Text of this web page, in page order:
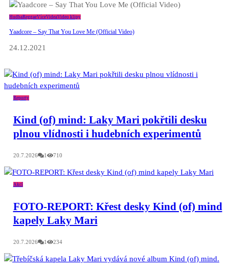
HudbaReggaeVíceVideaVideo klipy
Yaadcore – Say That You Love Me (Official Video)
24.12.2021
Reporty
Kind (of) mind: Laky Mari pokřtili desku
plnou vlídnosti i hudebních experimentů
20.7.2026 1 710
Akcí
FOTO-REPORT: Křest desky Kind (of) mind
kapely Laky Mari
20.7.2026 1 234